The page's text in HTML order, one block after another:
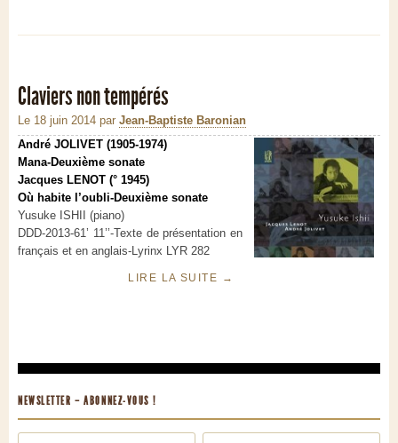
Claviers non tempérés
Le 18 juin 2014 par Jean-Baptiste Baronian
André JOLIVET (1905-1974)
Mana-Deuxième sonate
Jacques LENOT (° 1945)
Où habite l’oubli-Deuxième sonate
Yusuke ISHII (piano)
DDD-2013-61’ 11’’-Texte de présentation en
français et en anglais-Lyrinx LYR 282
LIRE LA SUITE →
NEWSLETTER – ABONNEZ-VOUS !